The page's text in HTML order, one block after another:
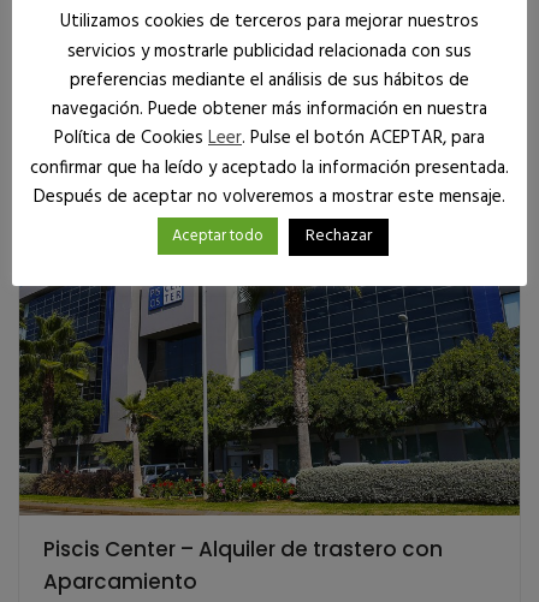
Aparcamientos
Disponibles
Piscis Center – Alquiler de trastero con
Aparcamiento
Utilizamos cookies de terceros para mejorar nuestros
servicios y mostrarle publicidad relacionada con sus
preferencias mediante el análisis de sus hábitos de
navegación. Puede obtener más información en nuestra
Política de Cookies Leer. Pulse el botón ACEPTAR, para
confirmar que ha leído y aceptado la información presentada.
Después de aceptar no volveremos a mostrar este mensaje.
Aceptar todo Rechazar